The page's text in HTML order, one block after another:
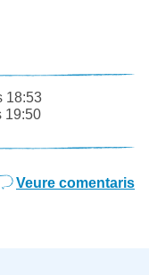
18:53
19:50
Veure comentaris